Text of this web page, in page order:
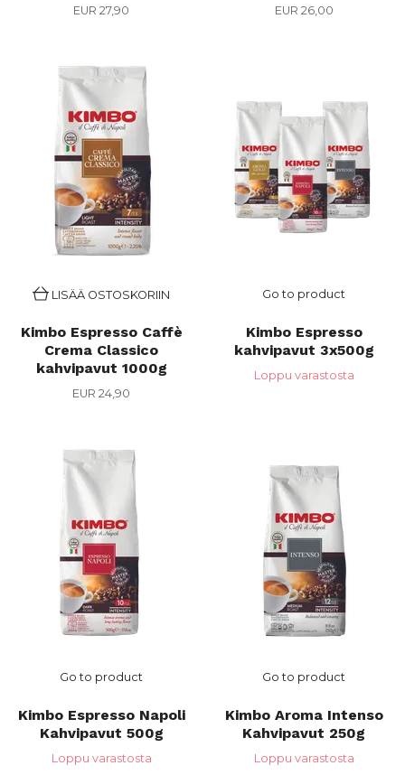
EUR 27,90 EUR 26,00
LISÄÄ OSTOSKORIIN
Kimbo Espresso Caffè
Crema Classico
kahvipavut 1000g
EUR 24,90
Go to product
Kimbo Espresso
kahvipavut 3x500g
Loppu varastosta
Go to product
Kimbo Espresso Napoli
Kahvipavut 500g
Loppu varastosta
Go to product
Kimbo Aroma Intenso
Kahvipavut 250g
Loppu varastosta